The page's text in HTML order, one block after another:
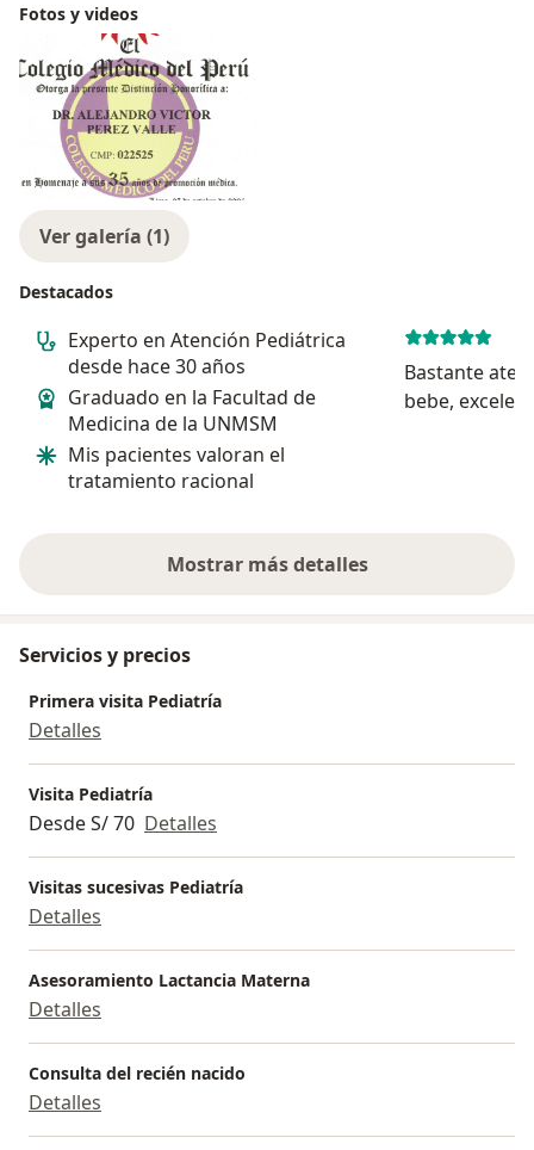
Fotos y videos
Ver galería (1)
Destacados
Experto en Atención Pediátrica
desde hace 30 años
Graduado en la Facultad de
Medicina de la UNMSM
Mis pacientes valoran el
tratamiento racional
Bastante
bebe, excelente doxtor y nos dio
Mostrar más detalles
sobre la experiencia
Servicios y precios
Primera visita Pediatría
Detalles
Visita Pediatría
Desde S/ 70 Detalles
Visitas sucesivas Pediatría
Detalles
Asesoramiento Lactancia Materna
Detalles
Consulta del recién nacido
Detalles